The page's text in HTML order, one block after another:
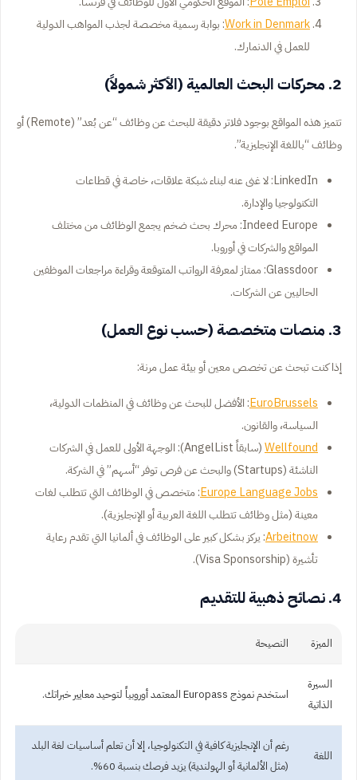
Work in Denmark: بوابة رسمية مخصصة لجذب المواهب الدولية
للعمل في الدنمارك.
2. محركات البحث العالمية (الأكثر شمولاً)
تتميز هذه المواقع بوجود فلاتر دقيقة للبحث عن وظائف “عن بُعد” (Remote) أو
وظائف “باللغة الإنجليزية”.
LinkedIn: لا غنى عنه لبناء شبكة علاقات، خاصة في قطاعات
التكنولوجيا والإدارة.
Indeed Europe: محرك بحث ضخم يجمع الوظائف من مختلف
المواقع والشركات في أوروبا.
Glassdoor: ممتاز لمعرفة الرواتب المتوقعة وقراءة مراجعات الموظفين
الحاليين عن الشركات.
3. منصات متخصصة (حسب نوع العمل)
إذا كنت تبحث عن تخصص معين أو بيئة عمل مرنة:
EuroBrussels: الأفضل للبحث عن وظائف في المنظمات الدولية،
السياسة، والقانون.
Wellfound
(سابقاً AngelList): الوجهة الأولى للعمل في الشركات
الناشئة (Startups) والبحث عن فرص توفر “أسهم” في الشركة.
Europe Language Jobs: متخصص في الوظائف التي تتطلب لغات
معينة (مثل وظائف تتطلب اللغة العربية أو الإنجليزية).
Arbeitnow: يركز بشكل كبير على الوظائف في ألمانيا التي تقدم رعاية
تأشيرة (Visa Sponsorship).
4. نصائح ذهبية للتقديم
الميزة النصيحة
السيرة
الذاتية
استخدم نموذج Europass المعتمد أوروبياً لتوحيد معايير خبراتك.
اللغة
رغم أن الإنجليزية كافية في التكنولوجيا، إلا أن تعلم أساسيات لغة البلد
(مثل الألمانية أو الهولندية) يزيد فرصك بنسبة 60%.